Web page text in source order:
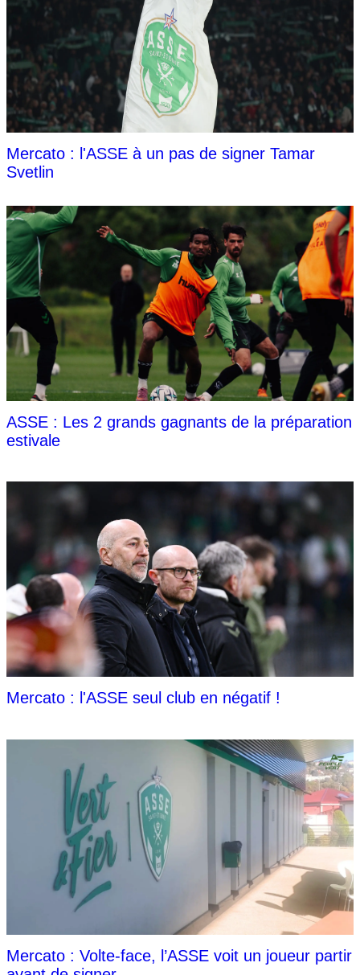
Mercato : l'ASSE à un pas de signer Tamar
Svetlin
ASSE : Les 2 grands gagnants de la préparation
estivale
Mercato : l'ASSE seul club en négatif !
Mercato : Volte-face, l’ASSE voit un joueur partir